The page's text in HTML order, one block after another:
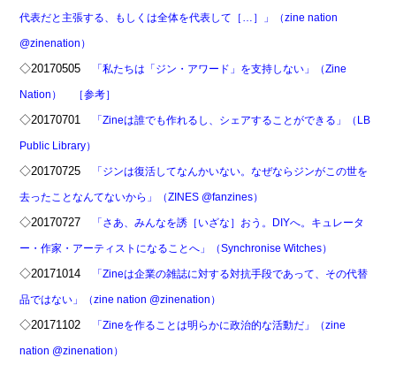
代表だと主張する、もしくは全体を代表して［…］」（zine nation
@zinenation）
◇20170505 「私たちは「ジン・アワード」を支持しない」（Zine
Nation） ［参考］
◇20170701 「Zineは誰でも作れるし、シェアすることができる」（LB
Public Library）
◇20170725 「ジンは復活してなんかいない。なぜならジンがこの世を
去ったことなんてないから」（ZINES @fanzines）
◇20170727 「さあ、みんなを誘［いざな］おう。DIYへ。キュレータ
ー・作家・アーティストになることへ」（Synchronise Witches）
◇20171014 「Zineは企業の雑誌に対する対抗手段であって、その代替
品ではない」（zine nation @zinenation）
◇20171102 「Zineを作ることは明らかに政治的な活動だ」（zine
nation @zinenation）